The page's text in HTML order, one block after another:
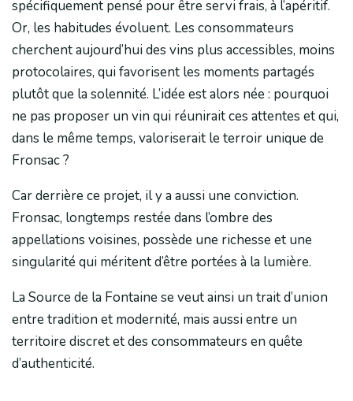
spécifiquement pensé pour être servi frais, à l’apéritif.
Or, les habitudes évoluent. Les consommateurs
cherchent aujourd’hui des vins plus accessibles, moins
protocolaires, qui favorisent les moments partagés
plutôt que la solennité. L’idée est alors née : pourquoi
ne pas proposer un vin qui réunirait ces attentes et qui,
dans le même temps, valoriserait le terroir unique de
Fronsac ?
Car derrière ce projet, il y a aussi une conviction.
Fronsac, longtemps restée dans l’ombre des
appellations voisines, possède une richesse et une
singularité qui méritent d’être portées à la lumière.
La Source de la Fontaine se veut ainsi un trait d’union
entre tradition et modernité, mais aussi entre un
territoire discret et des consommateurs en quête
d’authenticité.